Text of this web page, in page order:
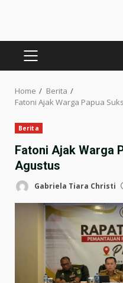
PRIMARY
Home
Berita
Fatoni Ajak Warga Papua
Berita
Fatoni Ajak Warga
Agustus
Gabriela Tiara Christi